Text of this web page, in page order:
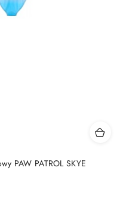
PAW PATROL SKYE